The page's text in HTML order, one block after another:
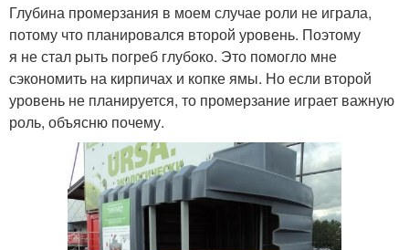
Глубина промерзания в моем случае роли не играла,
потому что планировался второй уровень. Поэтому
я не стал рыть погреб глубоко. Это помогло мне
сэкономить на кирпичах и копке ямы. Но если второй
уровень не планируется, то промерзание играет важную
роль, объясню почему.